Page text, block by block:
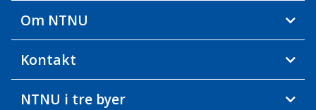
Om NTNU
Kontakt
NTNU i tre byer